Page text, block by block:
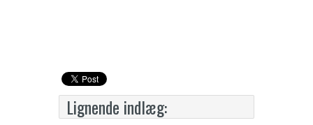
Lignende indlæg: